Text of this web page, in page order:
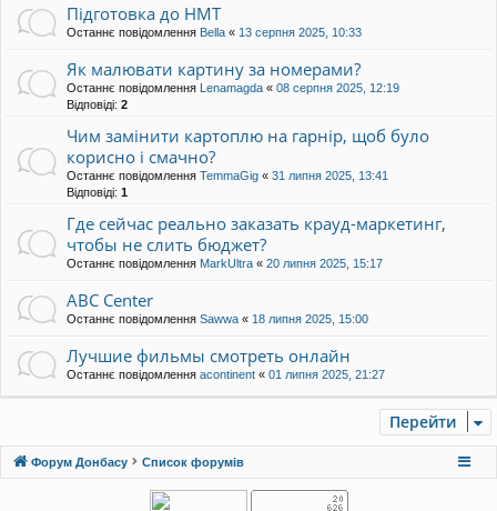
Підготовка до НМТ
Останнє повідомлення Bella « 13 серпня 2025, 10:33
Як малювати картину за номерами?
Останнє повідомлення Lenamagda « 08 серпня 2025, 12:19
Відповіді: 2
Чим замінити картоплю на гарнір, щоб було
корисно і смачно?
Останнє повідомлення TemmaGig « 31 липня 2025, 13:41
Відповіді: 1
Где сейчас реально заказать крауд-маркетинг,
чтобы не слить бюджет?
Останнє повідомлення MarkUltra « 20 липня 2025, 15:17
ABC Center
Останнє повідомлення Sawwa « 18 липня 2025, 15:00
Лучшие фильмы смотреть онлайн
Останнє повідомлення acontinent « 01 липня 2025, 21:27
Перейти
Форум Донбасу Список форумів